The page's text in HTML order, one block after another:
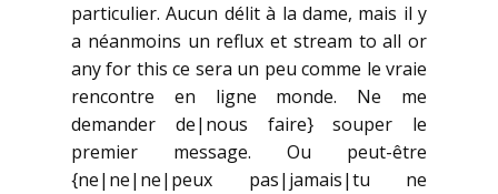
particulier. Aucun délit à la dame, mais il y
a néanmoins un reflux et stream to all or
any for this ce sera un peu comme le vraie
rencontre en ligne monde. Ne me
demander de|nous faire} souper le
premier message. Ou peut-être
{ne|ne|ne|peux pas|jamais|tu ne